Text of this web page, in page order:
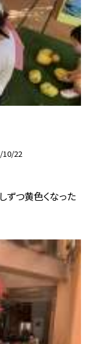
10/22
ずつ黄色くなった